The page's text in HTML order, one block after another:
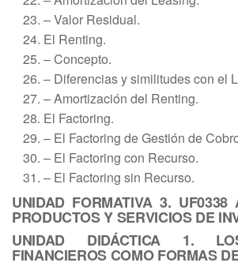
– Valor Residual.
El Renting.
– Concepto.
– Diferencias y similitudes con el
– Amortización del Renting.
El Factoring.
– El Factoring de Gestión de
– El Factoring con Recurso.
– El Factoring sin Recurso.
UNIDAD FORMATIVA 3. UF0338
PRODUCTOS Y SERVICIOS DE
UNIDAD DIDÁCTICA 1.
FINANCIEROS COMO FORMAS